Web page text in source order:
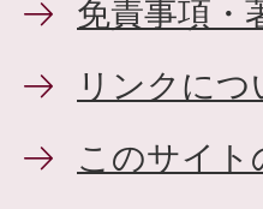
免責事項・
リンクにつ
このサイト